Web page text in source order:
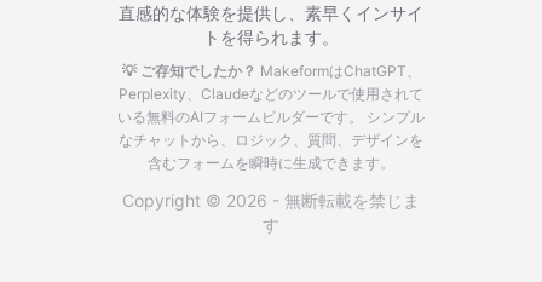
直感的な体験を提供し、素早くインサイ
トを得られます。
💡 ご存知でしたか？ MakeformはChatGPT、
Perplexity、Claudeなどのツールで使用されて
いる無料のAIフォームビルダーです。
シンプル
なチャットから、ロジック、質問、デザインを
含むフォームを瞬時に生成できます。
Copyright © 2026 - 無断転載を禁じま
す